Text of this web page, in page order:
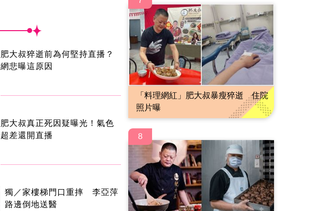
肥大叔猝逝前為何堅持直播？
網悲曝這原因
肥大叔真正死因疑曝光！氣色
超差還開直播
獨／家樓梯門口重摔 李亞萍
路邊倒地送醫
「料理網紅」肥大叔暴瘦猝逝 住院
照片曝
8